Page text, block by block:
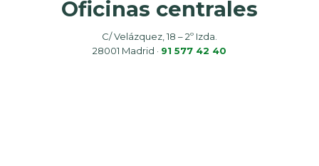
Oficinas centrales
C/ Velázquez, 18 – 2º Izda.
28001 Madrid · 91 577 42 40